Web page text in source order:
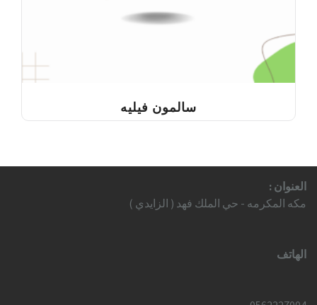
سالمون فيليه
العنوان :
مكه المكرمه - حي الملك فهد ( الزايدي )
الهاتف